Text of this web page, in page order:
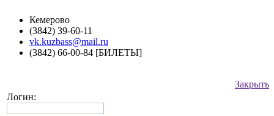
Кемерово
(3842) 39-60-11
vk.kuzbass@mail.ru
(3842) 66-00-84 [БИЛЕТЫ]
Закрыть
Логин: